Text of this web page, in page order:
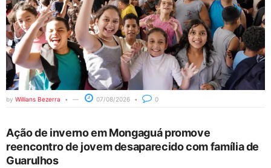
by Willians Bezerra 07/08/2026 0
Ação de inverno em Mongaguá promove
reencontro de jovem desaparecido com família de
Guarulhos